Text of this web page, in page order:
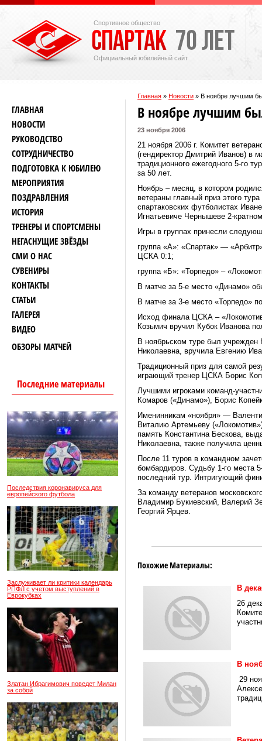
Спортивное общество
Официальный юбилейный сайт
Главная » Новости » В ноябре лучшим
ГЛАВНАЯ
НОВОСТИ
РУКОВОДСТВО
СОТРУДНИЧЕСТВО
ПОДГОТОВКА К ЮБИЛЕЮ
МЕРОПРИЯТИЯ
ПОЗДРАВЛЕНИЯ
ИСТОРИЯ
ТРЕНЕРЫ И СПОРТСМЕНЫ
НЕГАСНУЩИЕ ЗВЁЗДЫ
СМИ О НАС
СУВЕНИРЫ
КОНТАКТЫ
СТАТЬИ
ГАЛЕРЕЯ
ВИДЕО
ОБЗОРЫ МАТЧЕЙ
Последние материалы
Последствия коронавируса для
европейского футбола
Заслуживает ли критики календарь
РПФЛ с учетом выступлений в
Еврокубках
Златан Ибрагимович поведет Милан
за собой
В ноябре лучшим
23 ноября 2006
21 ноября 2006 г. Комитет
(гендиректор Дмитрий Иванов) в
традиционного ежегодного 5-го
за 50 лет.
Ноябрь – месяц, в котором
ветераны главный приз этого
спартаковских футболистах
Игнатьевиче Чернышеве 2-
Игры в группах принесли
группа «А»: «Спартак» —
ЦСКА 0:1;
группа «Б»: «Торпедо» –
В матче за 5-е место «Динамо»
В матче за 3-е место «Торпедо»
Исход финала ЦСКА –
Козьмич вручил Кубок Иванова
В ноябрьском туре был учрежден
Николаевна, вручила Евгению
Традиционный приз для самой
играющий тренер ЦСКА Борис
Лучшими игроками команд-
Комаров («Динамо»), Борис
Именинникам «ноября» —
Виталию Артемьеву
память Константина Бескова,
Николаевна, также получила
После 11 туров в командном
бомбардиров. Судьбу 1-го места
последний тур. Интригующий
За команду ветеранов
Владимир Букиевский, Валерий
Георгий Ярцев.
Похожие Материалы:
В
26
В
29